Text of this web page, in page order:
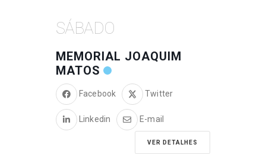
SÁBADO
MEMORIAL JOAQUIM
MATOS
Facebook Twitter
Linkedin E-mail
VER DETALHES